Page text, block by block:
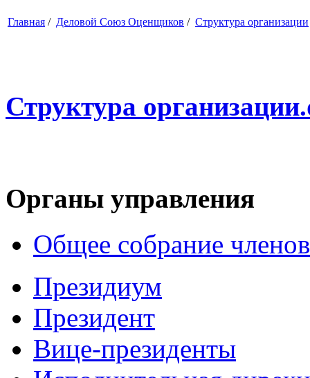
Главная / Деловой Союз Оценщиков / Структура организации
Структура
Органы управления
Общее собрание
Президиум
Президент
Вице-президенты